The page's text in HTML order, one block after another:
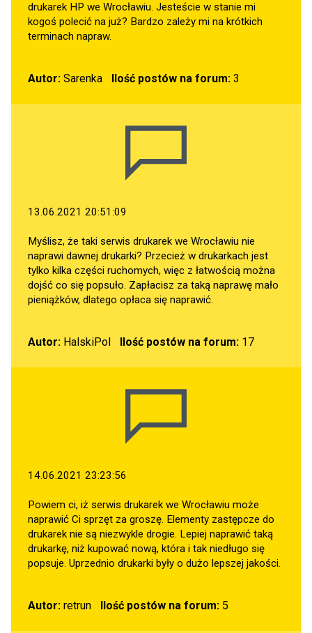
drukarek HP we Wrocławiu. Jesteście w stanie mi
kogoś polecić na już? Bardzo zależy mi na krótkich
terminach napraw.
Autor: Sarenka Ilość postów na forum:3
13.06.2021 20:51:09
Myślisz, że taki serwis drukarek we Wrocławiu nie
naprawi dawnej drukarki? Przecież w drukarkach jest
tylko kilka części ruchomych, więc z łatwością można
dojść co się popsuło. Zapłacisz za taką naprawę mało
pieniążków, dlatego opłaca się naprawić.
Autor: HalskiPol Ilość postów na forum:17
14.06.2021 23:23:56
Powiem ci, iż serwis drukarek we Wrocławiu może
naprawić Ci sprzęt za groszę. Elementy zastępcze do
drukarek nie są niezwykle drogie. Lepiej naprawić taką
drukarkę, niż kupować nową, która i tak niedługo się
popsuje. Uprzednio drukarki były o dużo lepszej jakości.
Autor: retrun Ilość postów na forum:5